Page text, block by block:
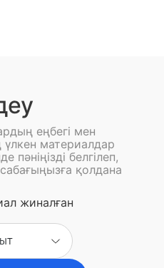
еңбегі мен
үлкен материалдар
белгілеп,
қолдана
жиналған